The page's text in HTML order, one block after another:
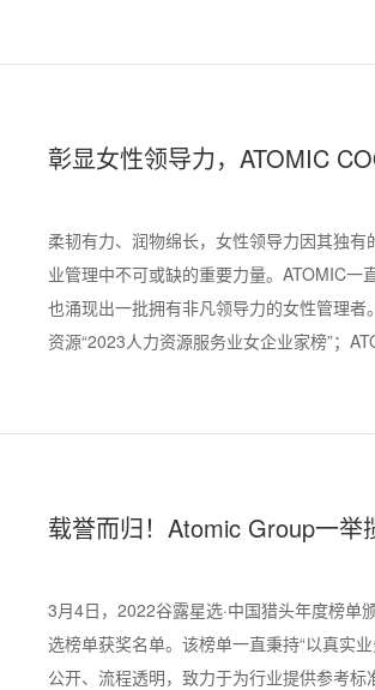
彰显女性领导力，ATOMIC
柔韧有力、润物绵长，女性领导力因其独
业管理中不可或缺的重要力量。ATOMIC
也涌现出一批拥有非凡领导力的女性管理
资源“2023人力资源服务业女企业家榜”；
载誉而归！Atomic Group一
3月4日，2022谷露星选·中国猎头年度榜单
选榜单获奖名单。该榜单一直秉持“以真实
公开、流程透明，致力于为行业提供参考